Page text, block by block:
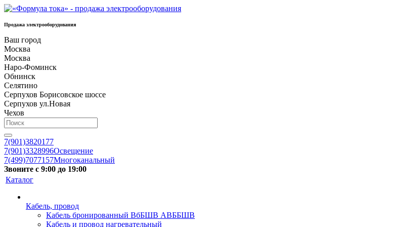
Продажа электрооборудования
Ваш город
Москва
Москва
Наро-Фоминск
Обнинск
Селятино
Серпухов Борисовское шоссе
Серпухов ул.Новая
Чехов
7(901)3820177
7(901)3328996Освещение
7(499)7077157Многоканальный
Звоните с 9:00 до 19:00
Каталог
Кабель, провод
Кабель бронированный ВбБШВ АВББШВ
Кабель и провод нагревательный